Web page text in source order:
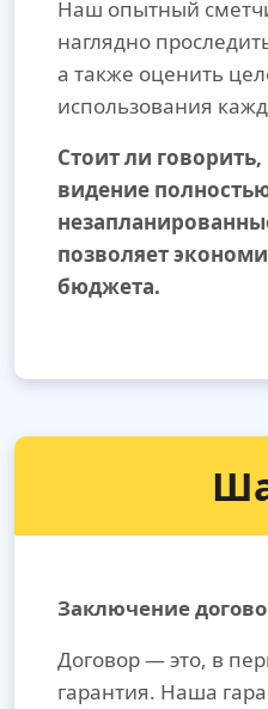
Наш опытный
наглядно
а также оценить
использования
Стоит ли
видение
позволяет
бюджета.
Заключение
Договор — это, в
гарантия. Наша